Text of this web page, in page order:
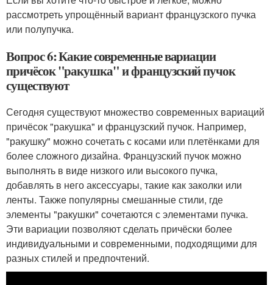
рассмотреть упрощённый вариант французского пучка
или полупучка.
Вопрос 6: Какие современные вариации
причёсок "ракушка" и французский пучок
существуют
Сегодня существуют множество современных вариаций
причёсок "ракушка" и французский пучок. Например,
"ракушку" можно сочетать с косами или плетёнками для
более сложного дизайна. Французский пучок можно
выполнять в виде низкого или высокого пучка,
добавлять в него аксессуары, такие как заколки или
ленты. Также популярны смешанные стили, где
элементы "ракушки" сочетаются с элементами пучка.
Эти вариации позволяют сделать причёски более
индивидуальными и современными, подходящими для
разных стилей и предпочтений.